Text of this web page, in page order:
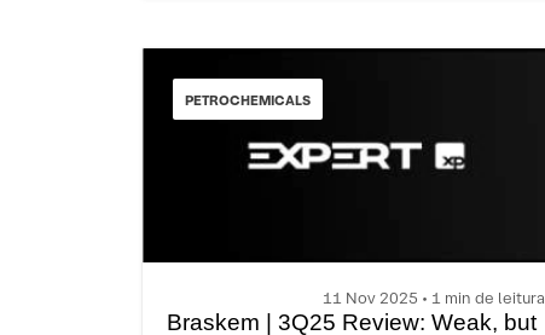
PETROCHEMICALS
11 Nov 2025 • 1 min de leitura
Braskem | 3Q25 Review: Weak, but